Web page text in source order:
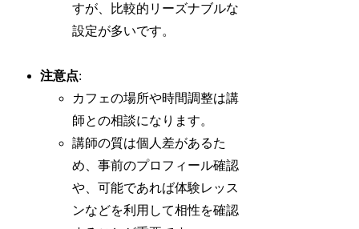
すが、比較的リーズナブルな
設定が多いです。
注意点:
カフェの場所や時間調整は講
師との相談になります。
講師の質は個人差があるた
め、事前のプロフィール確認
や、可能であれば体験レッス
ンなどを利用して相性を確認